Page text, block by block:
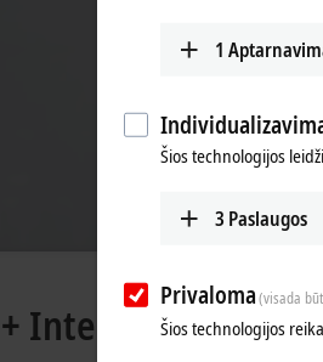
Interactive, June
1
Šios technologijos
3 Paslaugos
Privaloma(visada
Šios technologijos